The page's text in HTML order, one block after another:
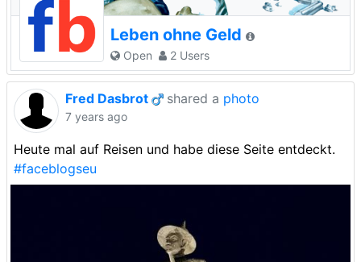
Leben ohne Geld
Open 2 Users
Fred Dasbrot shared a photo
7 years ago
Heute mal auf Reisen und habe diese Seite entdeckt.
#faceblogseu